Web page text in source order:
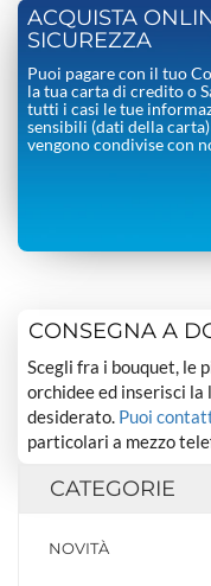
ACQUISTA
SICUREZZA
Puoi pagare con il tuo
la tua carta di credito o
tutti i casi le tue
sensibili (dati della
vengono condivise con
CONSEGNA A
Scegli fra i bouquet, le
orchidee ed inserisci la
desiderato. Puoi
particolari a mezzo
CATEGORIE
NOVITÀ